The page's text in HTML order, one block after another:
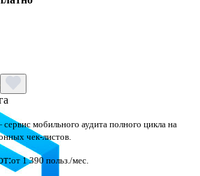
мобильного аудита полного цикла на
чек-листов.
от 1 390 польз./мес.